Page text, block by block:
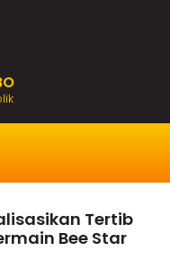
Tertib
Bee Star